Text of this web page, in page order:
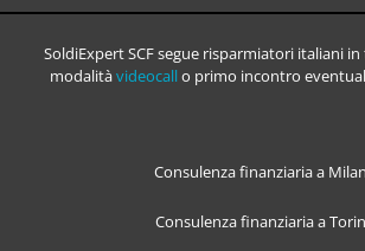
SoldiExpert SCF segue risparmiatori italiani
modalitàvideocallo primo incontro
Consulenza finanziaria a
Consulenza finanziaria a